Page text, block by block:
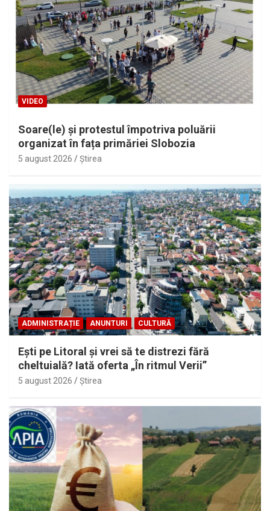
VIDEO
Soare(le) și protestul împotriva poluării
organizat în fața primăriei Slobozia
5 august 2026 Ştirea
ADMINISTRAȚIE ANUNTURI CULTURĂ
Eşti pe Litoral şi vrei să te distrezi fără
cheltuială? Iată oferta „În ritmul Verii”
5 august 2026 Ştirea